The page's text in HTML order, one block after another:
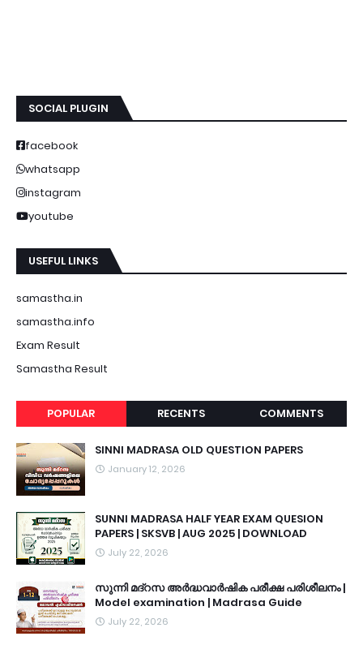
SOCIAL PLUGIN
facebook
whatsapp
instagram
youtube
USEFUL LINKS
samastha.in
samastha.info
Exam Result
Samastha Result
POPULAR RECENTS COMMENTS
SINNI MADRASA OLD QUESTION PAPERS
January 12, 2026
SUNNI MADRASA HALF YEAR EXAM QUESION
PAPERS | SKSVB | AUG 2025 | DOWNLOAD
July 22, 2026
സുന്നി മദ്റസ അർദ്ധവാർഷിക പരീക്ഷ പരിശീലനം |
Model examination | Madrasa Guide
July 22, 2026